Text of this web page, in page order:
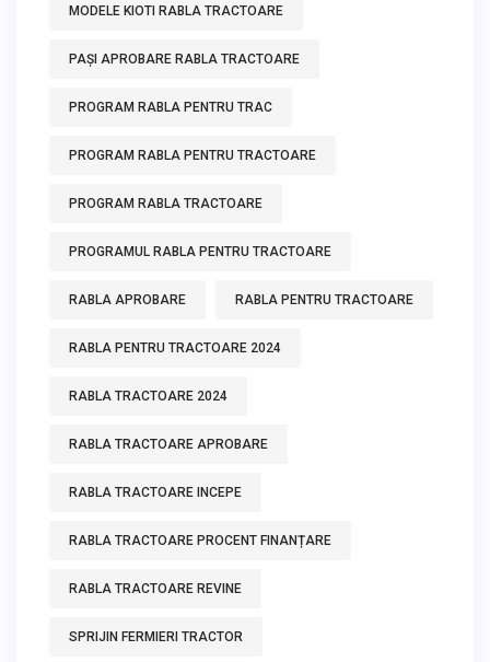
MODELE KIOTI RABLA TRACTOARE
PAȘI APROBARE RABLA TRACTOARE
PROGRAM RABLA PENTRU TRAC
PROGRAM RABLA PENTRU TRACTOARE
PROGRAM RABLA TRACTOARE
PROGRAMUL RABLA PENTRU TRACTOARE
RABLA APROBARE RABLA PENTRU TRACTOARE
RABLA PENTRU TRACTOARE 2024
RABLA TRACTOARE 2024
RABLA TRACTOARE APROBARE
RABLA TRACTOARE INCEPE
RABLA TRACTOARE PROCENT FINANȚARE
RABLA TRACTOARE REVINE
SPRIJIN FERMIERI TRACTOR